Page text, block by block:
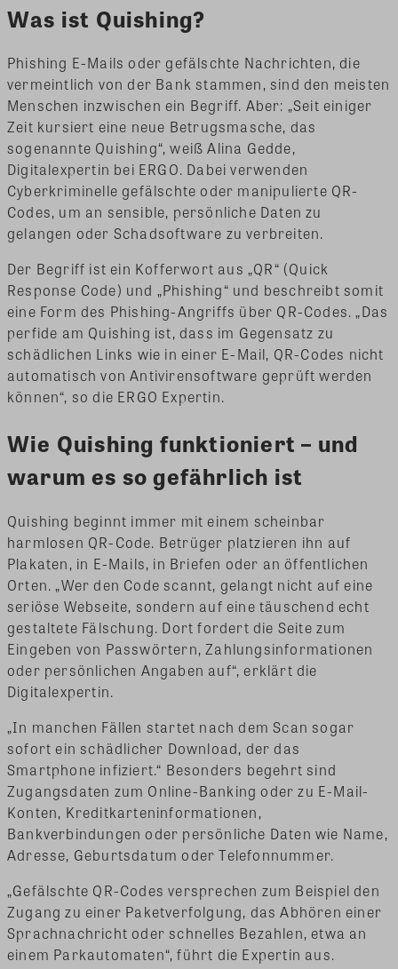
Was ist Quishing?
Phishing E-Mails oder gefälschte Nachrichten, die
vermeintlich von der Bank stammen, sind den meisten
Menschen inzwischen ein Begriff. Aber: „Seit einiger
Zeit kursiert eine neue Betrugsmasche, das
sogenannte Quishing“, weiß Alina Gedde,
Digitalexpertin bei ERGO. Dabei verwenden
Cyberkriminelle gefälschte oder manipulierte QR-
Codes, um an sensible, persönliche Daten zu
gelangen oder Schadsoftware zu verbreiten.
Der Begriff ist ein Kofferwort aus „QR“ (Quick
Response Code) und „Phishing“ und beschreibt somit
eine Form des Phishing-Angriffs über QR-Codes. „Das
perfide am Quishing ist, dass im Gegensatz zu
schädlichen Links wie in einer E-Mail, QR-Codes nicht
automatisch von Antivirensoftware geprüft werden
können“, so die ERGO Expertin.
Wie Quishing funktioniert – und
warum es so gefährlich ist
Quishing beginnt immer mit einem scheinbar
harmlosen QR-Code. Betrüger platzieren ihn auf
Plakaten, in E-Mails, in Briefen oder an öffentlichen
Orten. „Wer den Code scannt, gelangt nicht auf eine
seriöse Webseite, sondern auf eine täuschend echt
gestaltete Fälschung. Dort fordert die Seite zum
Eingeben von Passwörtern, Zahlungsinformationen
oder persönlichen Angaben auf“, erklärt die
Digitalexpertin.
„In manchen Fällen startet nach dem Scan sogar
sofort ein schädlicher Download, der das
Smartphone infiziert.“ Besonders begehrt sind
Zugangsdaten zum Online-Banking oder zu E-Mail-
Konten, Kreditkarteninformationen,
Bankverbindungen oder persönliche Daten wie Name,
Adresse, Geburtsdatum oder Telefonnummer.
„Gefälschte QR-Codes versprechen zum Beispiel den
Zugang zu einer Paketverfolgung, das Abhören einer
Sprachnachricht oder schnelles Bezahlen, etwa an
einem Parkautomaten“, führt die Expertin aus.